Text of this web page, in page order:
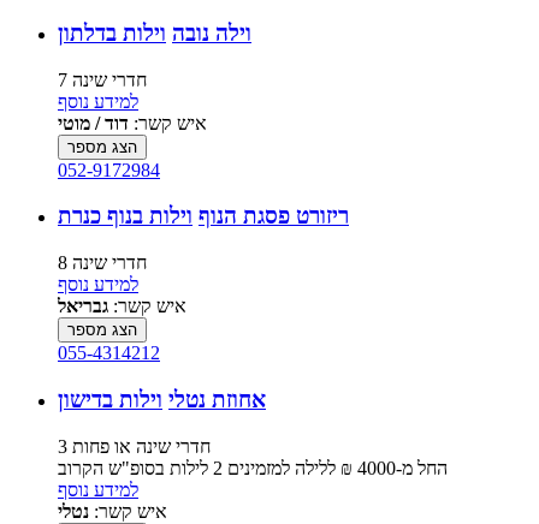
וילה נובה וילות בדלתון
7 חדרי שינה
למידע נוסף
איש קשר: דוד / מוטי
הצג מספר
052-9172984
ריזורט פסגת הנוף וילות בנוף כנרת
8 חדרי שינה
למידע נוסף
איש קשר: גבריאל
הצג מספר
055-4314212
אחוזת נטלי וילות בדישון
3 חדרי שינה או פחות
החל מ-‏4000 ₪ ללילה למזמינים 2 לילות בסופ"ש הקרוב
למידע נוסף
איש קשר: נטלי